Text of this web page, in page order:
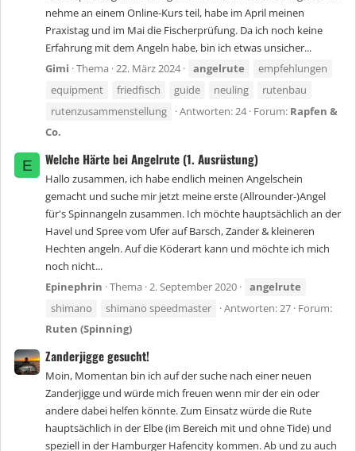
nehme an einem Online-Kurs teil, habe im April meinen
Praxistag und im Mai die Fischerprüfung. Da ich noch keine
Erfahrung mit dem Angeln habe, bin ich etwas unsicher...
Gimi Thema 22. März 2024 angelrute
empfehlungen
equipment
friedfisch guide neuling
rutenbau
rutenzusammenstellung
Antworten: 24 Forum: Rapfen &
Co.
E Welche Härte bei Angelrute (1. Ausrüstung)
Hallo zusammen, ich habe endlich meinen Angelschein
gemacht und suche mir jetzt meine erste (Allrounder-)Angel
für's Spinnangeln zusammen. Ich möchte hauptsächlich an der
Havel und Spree vom Ufer auf Barsch, Zander & kleineren
Hechten angeln. Auf die Köderart kann und möchte ich mich
noch nicht...
Epinephrin Thema 2. September 2020
angelrute
shimano
shimano speedmaster Antworten: 27 Forum:
Ruten (Spinning)
Zanderjigge gesucht!
Moin, Momentan bin ich auf der suche nach einer neuen
Zanderjigge und würde mich freuen wenn mir der ein oder
andere dabei helfen könnte. Zum Einsatz würde die Rute
hauptsächlich in der Elbe (im Bereich mit und ohne Tide) und
speziell in der Hamburger Hafencity kommen. Ab und zu auch